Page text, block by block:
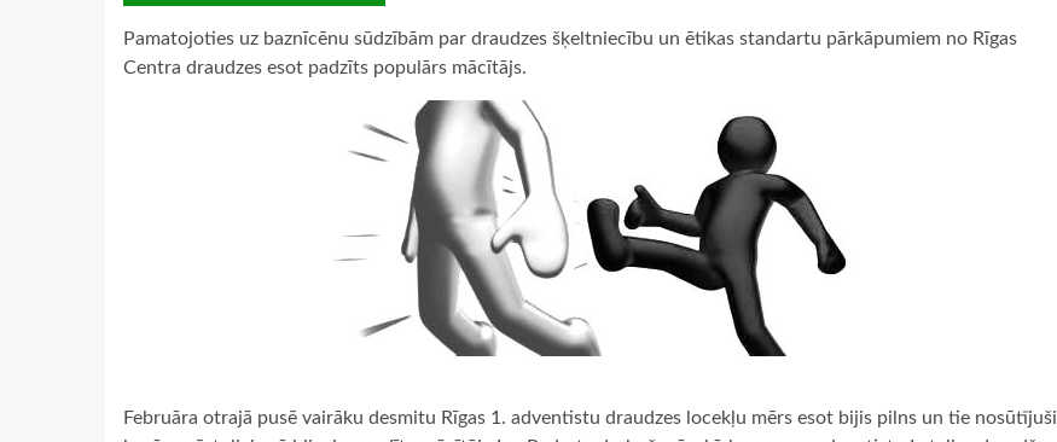
Pamatojoties uz baznīcēnu sūdzībām par draudzes šķeltniecību un ētikas standartu pārkāpumiem no Rīgas
Centra draudzes esot padzīts populārs mācītājs.
Februāra otrajā pusē vairāku desmitu Rīgas 1. adventistu draudzes locekļu mērs esot bijis pilns un tie nosūtījuši